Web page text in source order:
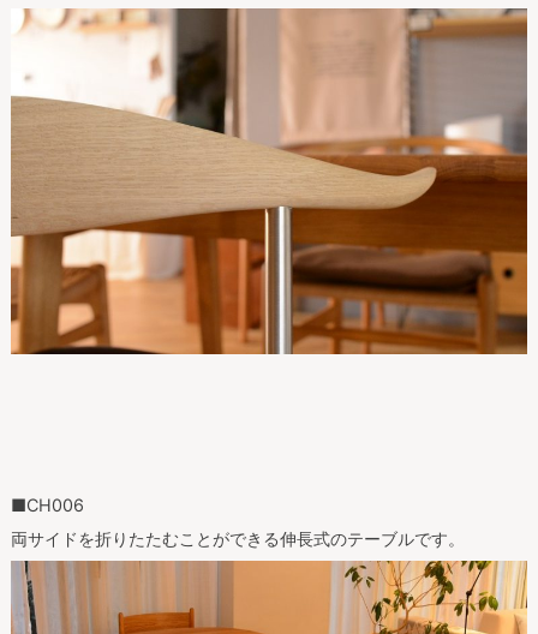
■CH006
両サイドを折りたたむことができる伸長式のテーブルです。